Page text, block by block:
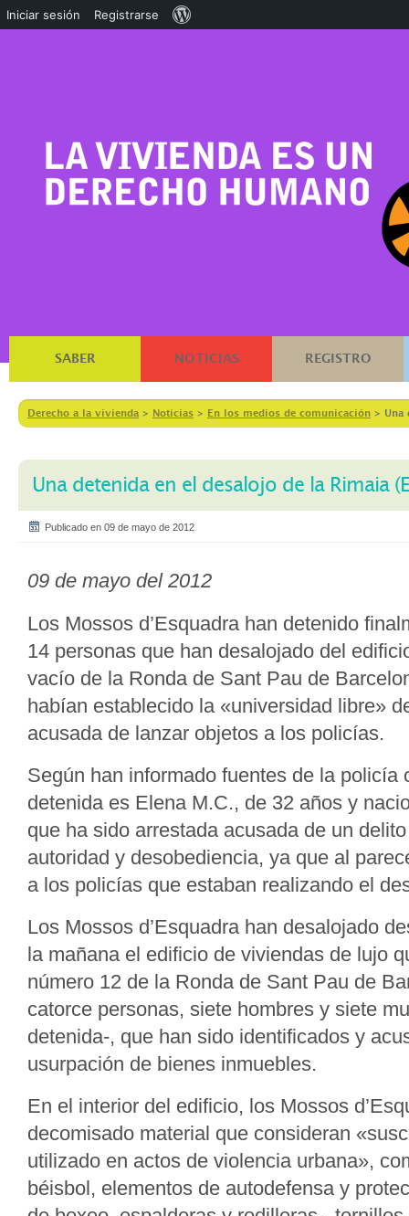
SABER NOTICIAS REGISTRO
Derecho a la vivienda > Notícias > En los medios de comunicación > Una
Una detenida en el desalojo de la Rimaia
Publicado en 09 de mayo de 2012
09 de mayo del 2012
Los Mossos d’Esquadra han detenido
14 personas que han desalojado del
vacío de la Ronda de Sant Pau de
habían establecido la «universidad libre»
acusada de lanzar objetos a los policías.
Según han informado fuentes de la policía
detenida es Elena M.C., de 32 años y
que ha sido arrestada acusada de un
autoridad y desobediencia, ya que al
a los policías que estaban realizando el
Los Mossos d’Esquadra han desalojado
la mañana el edificio de viviendas de lujo
número 12 de la Ronda de Sant Pau de
catorce personas, siete hombres y siete
detenida-, que han sido identificados y
usurpación de bienes inmuebles.
En el interior del edificio, los Mossos
decomisado material que consideran
utilizado en actos de violencia urbana»,
béisbol, elementos de autodefensa y
Iniciar sesión Registrarse